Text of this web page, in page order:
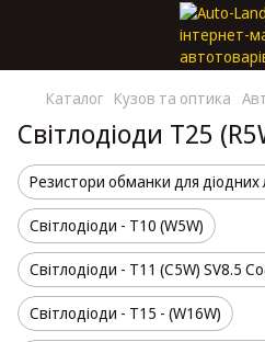
Каталог Кузов та оптика
Світлодіоди T25
Резистори обманки для діодних
Світлодіоди - T10 (W5W)
Світлодіоди - T11 (С5W) SV8.5
Світлодіоди - T15 - (W16W)